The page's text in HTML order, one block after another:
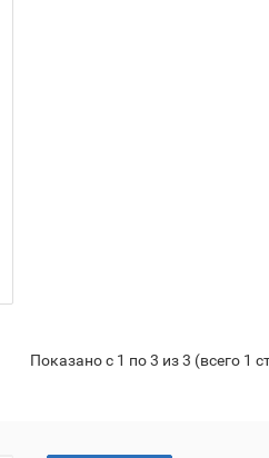
Показано с 1 по 3 из 3 (всего 1